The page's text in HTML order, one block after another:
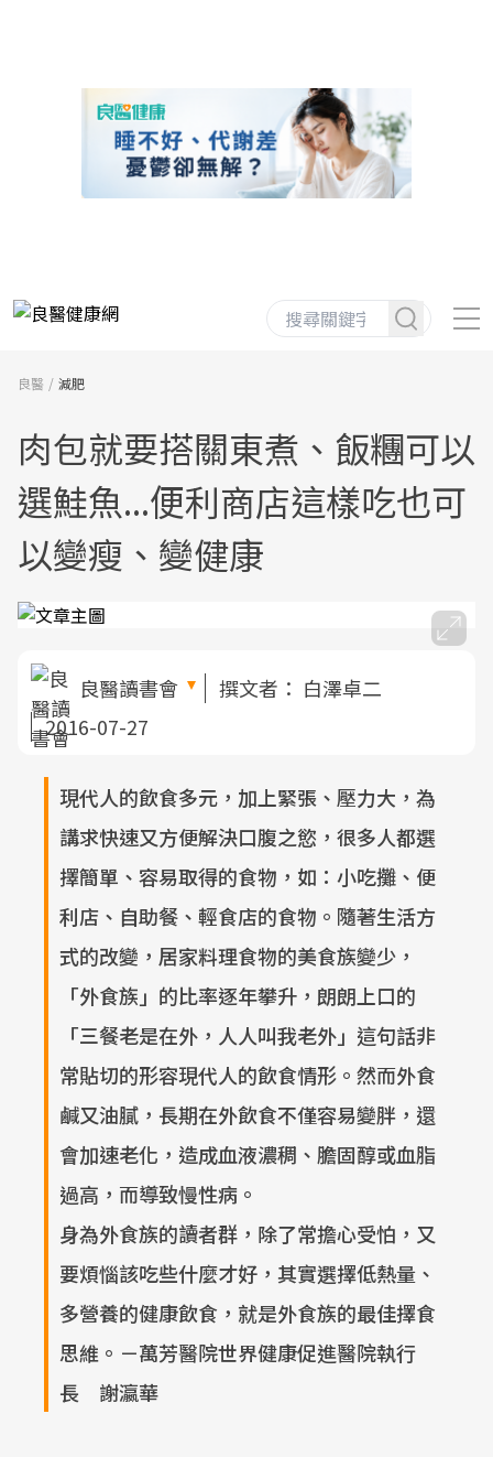
良醫 減肥
肉包就要搭關東煮、飯糰可以
選鮭魚...便利商店這樣吃也可
以變瘦、變健康
良醫讀書會 撰文者： 白澤卓二
2016-07-27
現代人的飲食多元，加上緊張、壓力大，為
講求快速又方便解決口腹之慾，很多人都選
擇簡單、容易取得的食物，如：小吃攤、便
利店、自助餐、輕食店的食物。隨著生活方
式的改變，居家料理食物的美食族變少，
「外食族」的比率逐年攀升，朗朗上口的
「三餐老是在外，人人叫我老外」這句話非
常貼切的形容現代人的飲食情形。然而外食
鹹又油膩，長期在外飲食不僅容易變胖，還
會加速老化，造成血液濃稠、膽固醇或血脂
過高，而導致慢性病。
身為外食族的讀者群，除了常擔心受怕，又
要煩惱該吃些什麼才好，其實選擇低熱量、
多營養的健康飲食，就是外食族的最佳擇食
思維。－萬芳醫院世界健康促進醫院執行
長 謝瀛華